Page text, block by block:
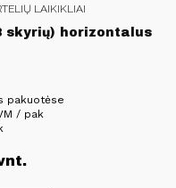
LAIKIKLIAI
horizontalus
pakuotėse
/ pak